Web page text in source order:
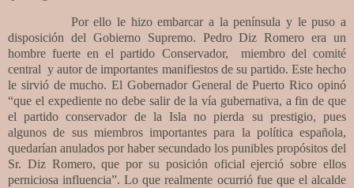
Por ellole hizo embarcar a la península y le puso a
disposición del Gobierno Supremo. Pedro Diz Romero era un
hombre fuerte en el partido Conservador,
miembro del comité
central y autor de importantes manifiestos de su partido. Este hecho
le sirvió de mucho. El Gobernador General de Puerto Rico opinó
“que el expediente no debe salir de la vía gubernativa, a fin de que
el partido conservador de la Isla no pierda su prestigio, pues
algunos de sus miembros importantes para la política española,
quedarían anulados por haber secundado los punibles propósitos del
Sr. Diz Romero, que por su posición oficial ejerció sobre ellos
perniciosa influencia”. Lo que realmente ocurrió fue que el alcalde